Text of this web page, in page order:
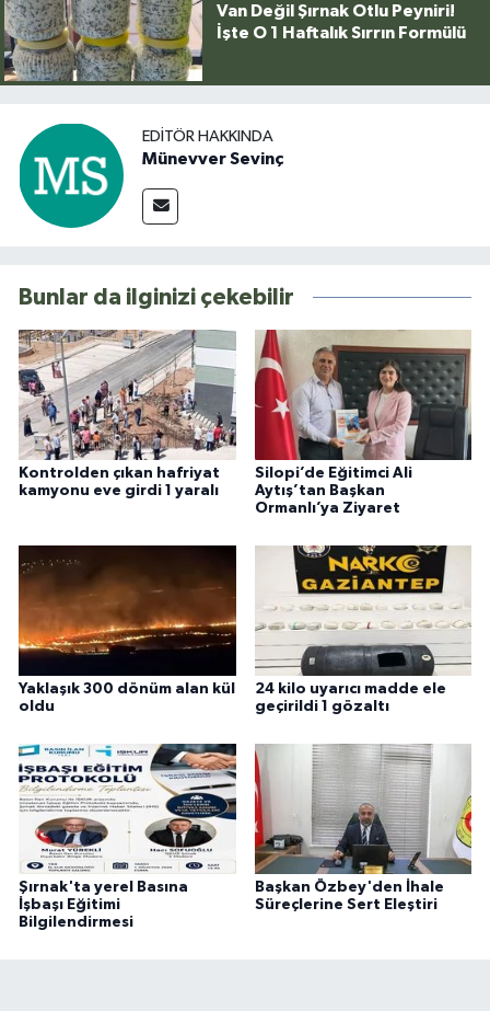
Van Değil Şırnak Otlu Peyniri!
İşte O 1 Haftalık Sırrın Formülü
EDITÖR HAKKINDA
Münevver Sevinç
Bunlar da ilginizi çekebilir
Kontrolden çıkan hafriyat
kamyonu eve girdi 1 yaralı
Silopi’de Eğitimci Ali
Aytış’tan Başkan
Ormanlı’ya Ziyaret
Yaklaşık 300 dönüm alan kül
oldu
24 kilo uyarıcı madde ele
geçirildi 1 gözaltı
Şırnak'ta yerel Basına
İşbaşı Eğitimi
Bilgilendirmesi
Başkan Özbey'den İhale
Süreçlerine Sert Eleştiri